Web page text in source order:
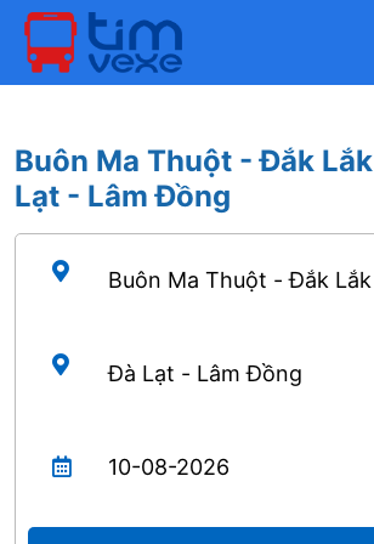
Buôn Ma Thuột - Đắk Lắk
Lạt - Lâm Đồng